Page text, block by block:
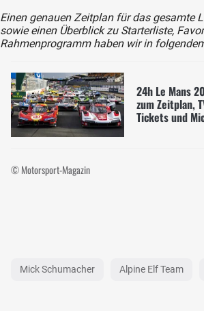
Einen genauen Zeitplan für das gesamte
sowie einen Überblick zu Starterliste,
Rahmenprogramm haben wir in
24h Le Mans
zum Zeitplan,
Tickets und
© Motorsport-Magazin
Mick Schumacher Alpine Elf Team